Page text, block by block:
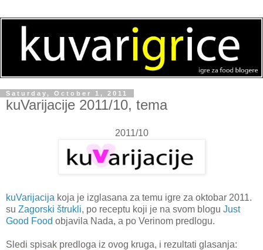
Saturday, October 1, 2011
kuVarijacije 2011/10, tema
2011/10
kuVarijacija koja je izglasana za temu igre za oktobar 2011.
su Zagorski štrukli, po receptu koji je na svom blogu Just
Good Food objavila Nada, a po Verinom predlogu.
Sledi spisak predloga iz ovog kruga, i rezultati glasanja: